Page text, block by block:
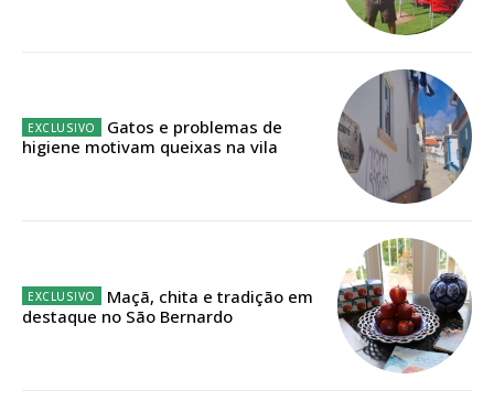
Edição em papel entregue à Quinta-feira em sua
casa
Acesso ao conteúdo online
Acesso aos conteúdos Exclusivos para
Escolha o plano
Gatos e problemas de
higiene motivam queixas na vila
Maçã, chita e tradição em
destaque no São Bernardo